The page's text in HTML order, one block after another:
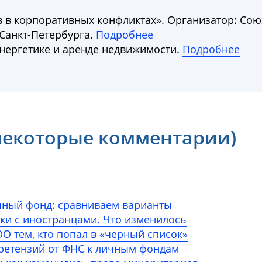
корпоративных конфликтах». Организатор:
Петербурга. Подробнее
и аренде недвижимости. Подробнее
комментарии)
фонд: сравниваем варианты
с иностранцами. Что изменилось
тем, кто попал в «черный список»
от ФНС к личным фондам